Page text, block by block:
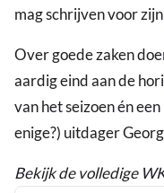
mag schrijven voor
Over goede zaken
aardig eind aan de
van het seizoen én
enige?) uitdager
Bekijk de volledige